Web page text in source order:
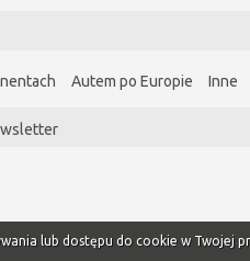
Autem po Europie Inne
lub dostępu do cookie w Twojej